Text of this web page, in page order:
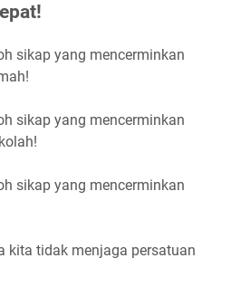
sikap yang mencerminkan
sikap yang mencerminkan
sikap yang mencerminkan
kita tidak menjaga persatuan